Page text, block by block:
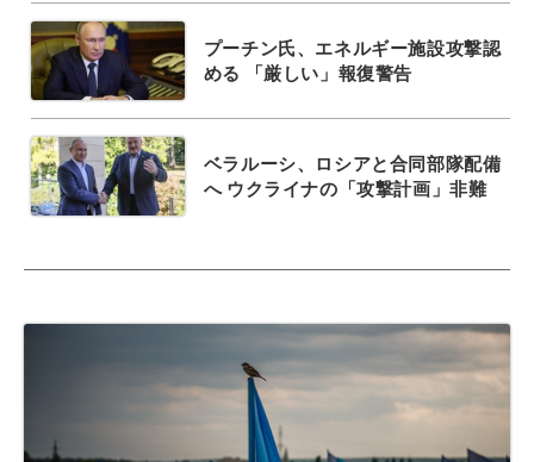
プーチン氏、エネルギー施設攻撃認
める 「厳しい」報復警告
ベラルーシ、ロシアと合同部隊配備
へ ウクライナの「攻撃計画」非難